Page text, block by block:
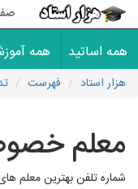
همه اساتید همه
هزار استاد فهرست
معلم
شماره تلفن بهترین معلم